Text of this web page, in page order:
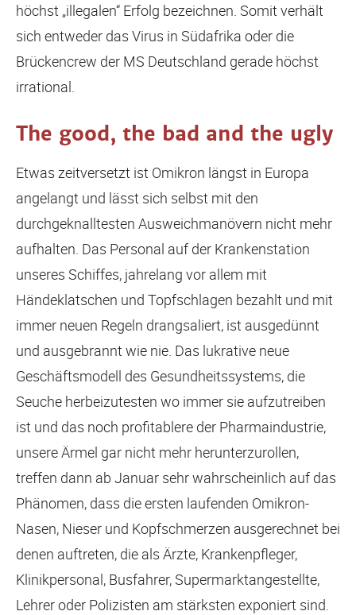
höchst „illegalen“ Erfolg bezeichnen. Somit verhält
sich entweder das Virus in Südafrika oder die
Brückencrew der MS Deutschland gerade höchst
irrational.
The good, the bad and the ugly
Etwas zeitversetzt ist Omikron längst in Europa
angelangt und lässt sich selbst mit den
durchgeknalltesten Ausweichmanövern nicht mehr
aufhalten. Das Personal auf der Krankenstation
unseres Schiffes, jahrelang vor allem mit
Händeklatschen und Topfschlagen bezahlt und mit
immer neuen Regeln drangsaliert, ist ausgedünnt
und ausgebrannt wie nie. Das lukrative neue
Geschäftsmodell des Gesundheitssystems, die
Seuche herbeizutesten wo immer sie aufzutreiben
ist und das noch profitablere der Pharmaindustrie,
unsere Ärmel gar nicht mehr herunterzurollen,
treffen dann ab Januar sehr wahrscheinlich auf das
Phänomen, dass die ersten laufenden Omikron-
Nasen, Nieser und Kopfschmerzen ausgerechnet bei
denen auftreten, die als Ärzte, Krankenpfleger,
Klinikpersonal, Busfahrer, Supermarktangestellte,
Lehrer oder Polizisten am stärksten exponiert sind.